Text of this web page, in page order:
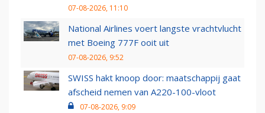
07-08-2026, 11:10
National Airlines voert langste vrachtvlucht
met Boeing 777F ooit uit
07-08-2026, 9:52
SWISS hakt knoop door: maatschappij gaat
afscheid nemen van A220-100-vloot
07-08-2026, 9:09